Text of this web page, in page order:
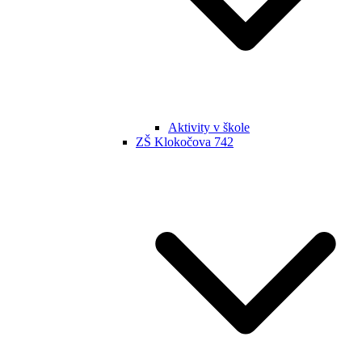
Aktivity v škole
ZŠ Klokočova 742